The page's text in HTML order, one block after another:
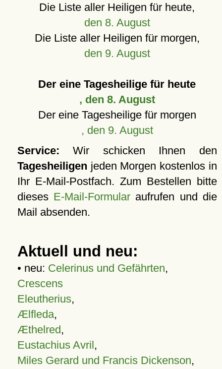
Die Liste aller Heiligen für heute,
den 8. August
Die Liste aller Heiligen für morgen,
den 9. August
Der eine Tagesheilige für heute
, den 8. August
Der eine Tagesheilige für morgen
, den 9. August
Service: Wir schicken Ihnen den
Tagesheiligen jeden Morgen kostenlos in
Ihr E-Mail-Postfach. Zum Bestellen bitte
dieses E-Mail-Formular aufrufen und die
Mail absenden.
Aktuell und neu:
• neu: Celerinus und Gefährten,
Crescens
Eleutherius,
Ælfleda,
Æthelred,
Eustachius Avril,
Miles Gerard und Francis Dickenson,